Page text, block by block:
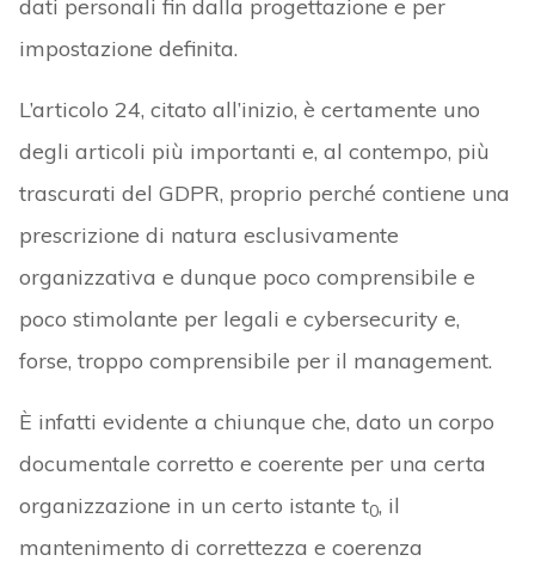
dati personali fin dalla progettazione e per
impostazione definita.
L’articolo 24, citato all’inizio, è certamente uno
degli articoli più importanti e, al contempo, più
trascurati del GDPR, proprio perché contiene una
prescrizione di natura esclusivamente
organizzativa e dunque poco comprensibile e
poco stimolante per legali e cybersecurity e,
forse, troppo comprensibile per il management.
È infatti evidente a chiunque che, dato un corpo
documentale corretto e coerente per una certa
organizzazione in un certo istante t0, il
mantenimento di correttezza e coerenza